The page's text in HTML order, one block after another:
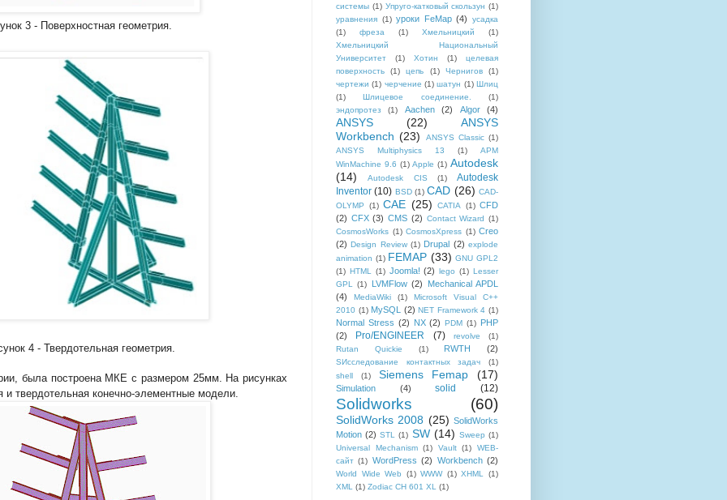
3 - Поверхностная геометрия.
4 - Твердотельная геометрия.
была построена МКЕ с размером 25мм. На рисунках
и твердотельная конечно-элементные модели.
системы (1) Упруго-катковый скользун (1)
уравнения (1) уроки FeMap (4)
усадка
(1)
фреза (1) Хмельницкий
(1)
Хмельницкий Национальный
Университет
(1) Хотин (1)
целевая
поверхность
(1) цепь (1) Чернигов
(1)
чертежи (1) черчение (1) шатун (1) Шлиц
(1)
Шлицевое соединение.
(1)
эндопротез
(1) Aachen (2) Algor (4)
ANSYS (22)
ANSYS
Workbench (23) ANSYS Classic (1)
ANSYS Multiphysics 13
(1)
APM
WinMachine 9.6 (1) Apple (1) Autodesk
(14)
Autodesk CIS (1)
Autodesk
Inventor (10) BSD (1) CAD (26) CAD-
OLYMP
(1) CAE (25) CATIA (1) CFD
(2) CFX (3) CMS (2) Contact Wizard (1)
CosmosWorks (1) CosmosXpress (1) Creo
(2) Design Review (1) Drupal (2) explode
animation (1) FEMAP (33) GNU GPL2
(1) HTML (1) Joomla! (2) lego (1) Lesser
GPL
(1) LVMFlow (2)
Mechanical APDL
(4)
MediaWiki (1)
Microsoft Visual C++
2010 (1) MySQL (2) NET Framework 4 (1)
Normal Stress (2) NX (2) PDM (1) PHP
(2)
Pro/ENGINEER (7) revolve
(1)
Rutan Quickie
(1) RWTH (2)
SИсследование контактных задач
(1)
shell
(1) Siemens Femap (17)
Simulation (4) solid (12)
Solidworks (60)
SolidWorks 2008 (25) SolidWorks
Motion (2) STL (1) SW (14) Sweep (1)
Universal Mechanism
(1) Vault (1)
WEB-
сайт (1) WordPress (2) Workbench (2)
World Wide Web (1) WWW (1) XHML
(1)
XML
(1) Zodiac CH 601 XL (1)